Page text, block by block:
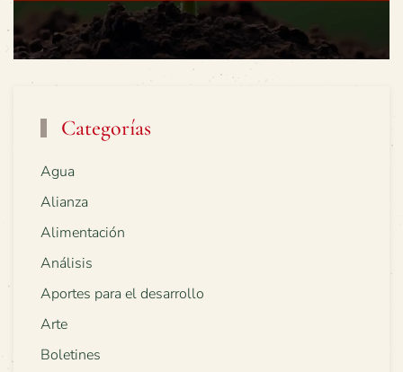
Categorías
Agua
Alianza
Alimentación
Análisis
Aportes para el desarrollo
Arte
Boletines